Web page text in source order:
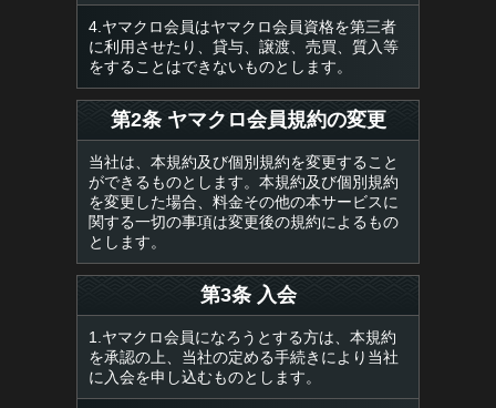
4.ヤマクロ会員はヤマクロ会員資格を第三者
に利用させたり、貸与、譲渡、売買、質入等
をすることはできないものとします。
第2条 ヤマクロ会員規約の変更
当社は、本規約及び個別規約を変更すること
ができるものとします。本規約及び個別規約
を変更した場合、料金その他の本サービスに
関する一切の事項は変更後の規約によるもの
とします。
第3条 入会
1.ヤマクロ会員になろうとする方は、本規約
を承認の上、当社の定める手続きにより当社
に入会を申し込むものとします。